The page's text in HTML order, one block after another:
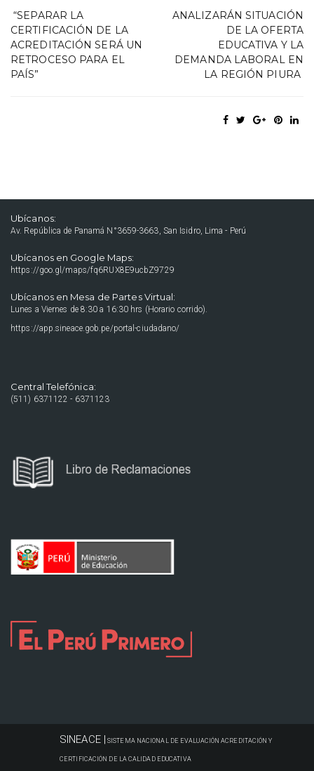
“SEPARAR LA
CERTIFICACIÓN DE LA
ACREDITACIÓN SERÁ UN
RETROCESO PARA EL
PAÍS”
ANALIZARÁN SITUACIÓN
DE LA OFERTA
EDUCATIVA Y LA
DEMANDA LABORAL EN
LA REGIÓN PIURA
Ubícanos:
Av. República de Panamá N°3659-3663, San Isidro, Lima - Perú
Ubícanos en Google Maps:
https://goo.gl/maps/fq6RUX8E9ucbZ9729
Ubícanos en Mesa de Partes Virtual:
Lunes a Viernes de 8:30 a 16:30 hrs (Horario corrido).
https://app.sineace.gob.pe/portal-ciudadano/
Central Telefónica:
(511) 6371122 - 6371123
SINEACE | SISTEMA NACIONAL DE EVALUACIÓN ACREDITACIÓN Y
CERTIFICACIÓN DE LA CALIDAD EDUCATIVA